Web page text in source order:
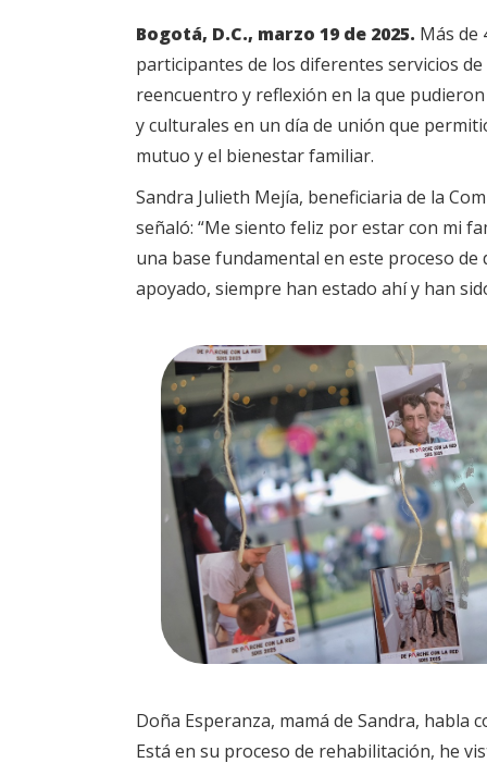
Bogotá, D.C., marzo 19 de 2025. Más de
participantes de los diferentes servicios
reencuentro y reflexión en la que
y culturales en un día de unión que
mutuo y el bienestar familiar.
Sandra Julieth Mejía, beneficiaria de la
señaló: “Me siento feliz por estar con mi
una base fundamental en este proceso
apoyado, siempre han estado ahí y han
Doña Esperanza, mamá de Sandra, habla
Está en su proceso de rehabilitación, he